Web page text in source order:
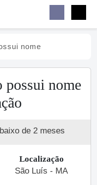
nome
possui nome
de 2 meses
Localização
São Luís - MA